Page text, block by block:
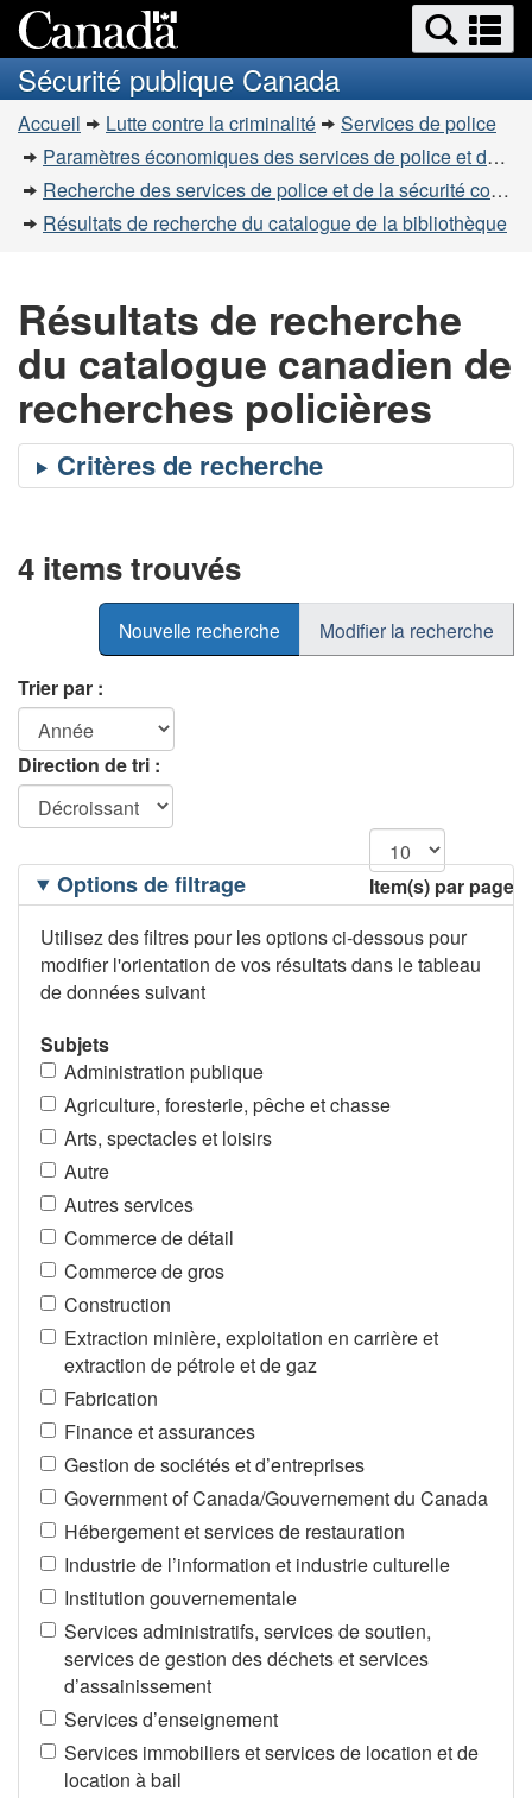
au
contenu
principal
à
la
version
HTML
simplifiée
Recherche
et
menus
et
Sécurité publique Canada
Vous
êtes
ici
Accueil Lutte contre la criminalité
Services de police
Paramètres économiques des services de police et de la sécurité communautaire
Recherche des services de police et de la sécurité communautaire
Résultats de recherche du catalogue de la bibliothèque
Résultats de recherche
du catalogue canadien de
recherches policières
4 items trouvés
Nouvelle recherche Modifier la recherche
Trier par :
Direction de tri :
Item(s) par page
Filtrage
desOptions de filtrage
Utilisez des filtres pour les options ci-dessous pour
modifier l'orientation de vos résultats dans le tableau
de données suivant
Subjets
Administration publique
Agriculture, foresterie, pêche et chasse
Arts, spectacles et loisirs
Autre
Autres services
Commerce de détail
Commerce de gros
Construction
Extraction minière, exploitation en carrière et
extraction de pétrole et de gaz
Fabrication
Finance et assurances
Gestion de sociétés et d’entreprises
Government of Canada/Gouvernement du Canada
Hébergement et services de restauration
Industrie de l’information et industrie culturelle
Institution gouvernementale
Services administratifs, services de soutien,
services de gestion des déchets et services
d’assainissement
Services d’enseignement
Services immobiliers et services de location et de
location à bail